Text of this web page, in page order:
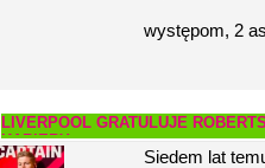
występom, 2
LIVERPOOL GRATULUJE
KARIERY
Siedem lat